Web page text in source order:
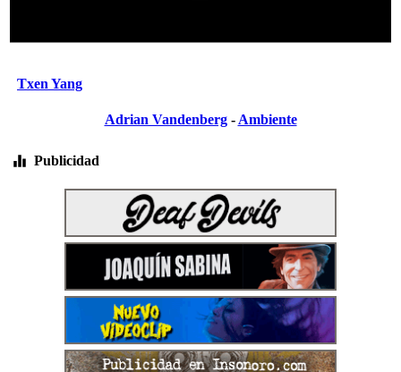
Txen Yang
Adrian Vandenberg- Ambiente
Publicidad